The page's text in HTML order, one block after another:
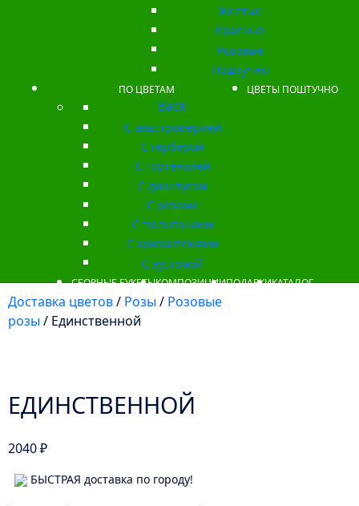
Жёлтые
Красные
Розовые
Поштучно
ПО ЦВЕТАМ
Back
С альстромерией
С герберой
С гортензией
С диантусом
С розами
С тюльпанами
С хризантемами
С эустомой
ЦВЕТЫ ПОШТУЧНО
СБОРНЫЕ БУКЕТЫКОМПОЗИЦИИПОДАРКИКАТАЛОГ
Доставка цветов/ Розы / Розовые
розы / Единственной
ЕДИНСТВЕННОЙ
2040₽
БЫСТРАЯ доставка по городу!